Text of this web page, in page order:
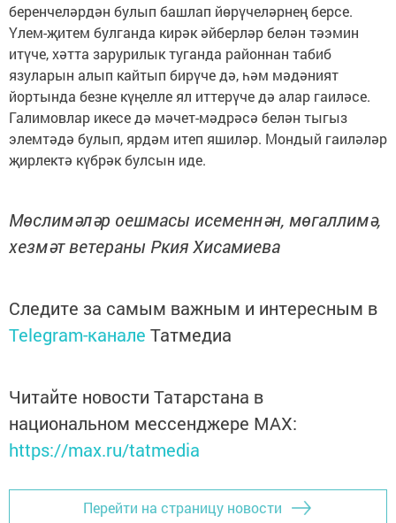
беренчеләрдән булып башлап йөрүчеләрнең берсе.
Үлем-җитем булганда кирәк әйберләр белән тәэмин
итүче, хәтта зарурилык туганда районнан табиб
язуларын алып кайтып бирүче дә, һәм мәдәният
йортында безне күңелле ял иттерүче дә алар гаиләсе.
Галимовлар икесе дә мәчет-мәдрәсә белән тыгыз
элемтәдә булып, ярдәм итеп яшиләр. Мондый гаиләләр
җирлектә күбрәк булсын иде.
Мөслимәләр оешмасы исеменнән, мөгаллимә,
хезмәт ветераны Ркия Хисамиева
Следите за самым важным и интересным в
Telegram-канале Татмедиа
Читайте новости Татарстана в
национальном мессенджере MАХ:
https://max.ru/tatmedia
Перейти на страницу новости